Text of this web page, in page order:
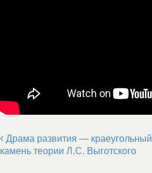
Post navigation
Драма развития — краеугольный
камень теории Л.С. Выготского